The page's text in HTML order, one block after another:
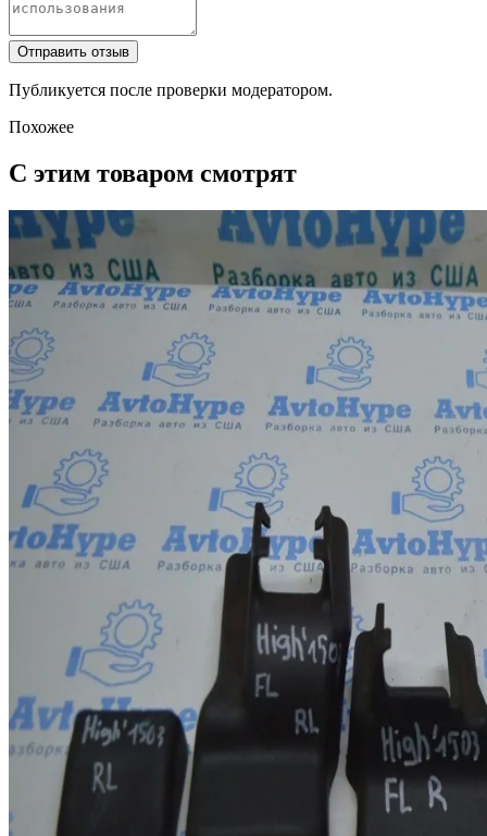
Отправить отзыв
Публикуется после проверки модератором.
Похожее
С этим товаром смотрят